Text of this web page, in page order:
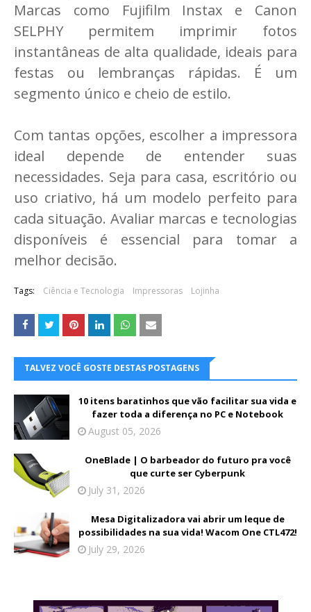
Marcas como Fujifilm Instax e Canon
SELPHY permitem imprimir fotos
instantâneas de alta qualidade, ideais para
festas ou lembranças rápidas. É um
segmento único e cheio de estilo.
Com tantas opções, escolher a impressora
ideal depende de entender suas
necessidades. Seja para casa, escritório ou
uso criativo, há um modelo perfeito para
cada situação. Avaliar marcas e tecnologias
disponíveis é essencial para tomar a
melhor decisão.
Tags: Ciência e Tecnologia Impressoras Lojinha
TALVEZ VOCÊ GOSTE DESTAS POSTAGENS
10 itens baratinhos que vão facilitar sua vida e
fazer toda a diferença no PC e Notebook
August 05, 2026
OneBlade | O barbeador do futuro pra você
que curte ser Cyberpunk
July 31, 2026
Mesa Digitalizadora vai abrir um leque de
possibilidades na sua vida! Wacom One CTL472!
July 29, 2026